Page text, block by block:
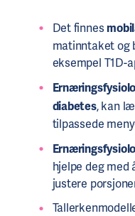
Det finnes
matinntaket og
eksempel T1D-
diabetes, kan
tilpassede
hjelpe deg med
justere